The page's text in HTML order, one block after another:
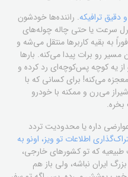
ترافیکه. راننده‌ها خودشون
سرعت یا حتی چاله چوله‌های
به بقیه کاربرها منتقل می‌شه و
مسیر رو برات پیدا می‌کنه. بارها
از یه کوچه پس‌کوچه‌ای رد کرده و
می‌کنه! برای کسانی که با
می‌رن و ممکنه با خودرو
داره یا محدودیت تردد
اطلاعات تو ویز، اونو به
طبیعیه که تو کشورهای خارجی،
ایران نباشه، ولی باز هم